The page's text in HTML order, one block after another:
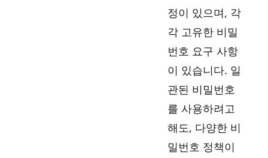
정이 있으며, 각
각 고유한 비밀
번호 요구 사항
이 있습니다. 일
관된 비밀번호
를 사용하려고
해도, 다양한 비
밀번호 정책이